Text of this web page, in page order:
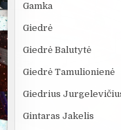
Gamka
Giedrė
Giedrė Balutytė
Giedrė Tamulionienė
Giedrius
Gintaras Jakelis